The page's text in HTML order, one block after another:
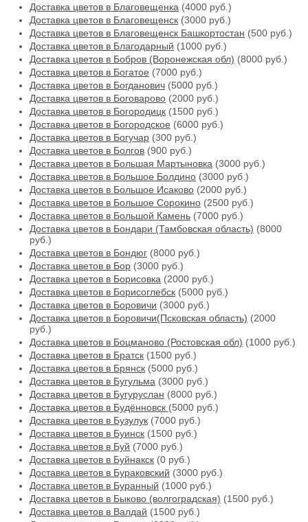
Доставка цветов в Благовещенка (4000 руб.)
Доставка цветов в Благовещенск (3000 руб.)
Доставка цветов в Благовещенск Башкортостан (500 руб.)
Доставка цветов в Благодарный (1000 руб.)
Доставка цветов в Бобров (Воронежская обл) (8000 руб.)
Доставка цветов в Богатое (7000 руб.)
Доставка цветов в Богданович (5000 руб.)
Доставка цветов в Боговарово (2000 руб.)
Доставка цветов в Богородицк (1500 руб.)
Доставка цветов в Богородское (6000 руб.)
Доставка цветов в Богучар (300 руб.)
Доставка цветов в Болгов (900 руб.)
Доставка цветов в Большая Мартыновка (3000 руб.)
Доставка цветов в Большое Болдино (3000 руб.)
Доставка цветов в Большое Исаково (2000 руб.)
Доставка цветов в Большое Сорокино (2500 руб.)
Доставка цветов в Большой Камень (7000 руб.)
Доставка цветов в Бондари (Тамбовская область) (8000
руб.)
Доставка цветов в Бондюг (8000 руб.)
Доставка цветов в Бор (3000 руб.)
Доставка цветов в Борисовка (2000 руб.)
Доставка цветов в Борисоглебск (5000 руб.)
Доставка цветов в Боровичи (3000 руб.)
Доставка цветов в Боровичи(Псковская область) (2000
руб.)
Доставка цветов в Боцманово (Ростовская обл) (1000 руб.)
Доставка цветов в Братск (1500 руб.)
Доставка цветов в Брянск (5000 руб.)
Доставка цветов в Бугульма (3000 руб.)
Доставка цветов в Бугуруслан (8000 руб.)
Доставка цветов в Будённовск (5000 руб.)
Доставка цветов в Бузулук (7000 руб.)
Доставка цветов в Буинск (1500 руб.)
Доставка цветов в Буй (7000 руб.)
Доставка цветов в Буйнакск (0 руб.)
Доставка цветов в Бураковский (3000 руб.)
Доставка цветов в Буранный (1000 руб.)
Доставка цветов в Быково (волгоградская) (1500 руб.)
Доставка цветов в Валдай (1500 руб.)